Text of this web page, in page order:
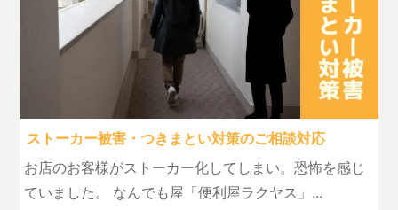
ストーカー被害・つきまとい対策のご相談対応
お店のお客様がストーカー化してしまい。恐怖を感じ
ていました。 なんでも屋「便利屋ラクヤス」...